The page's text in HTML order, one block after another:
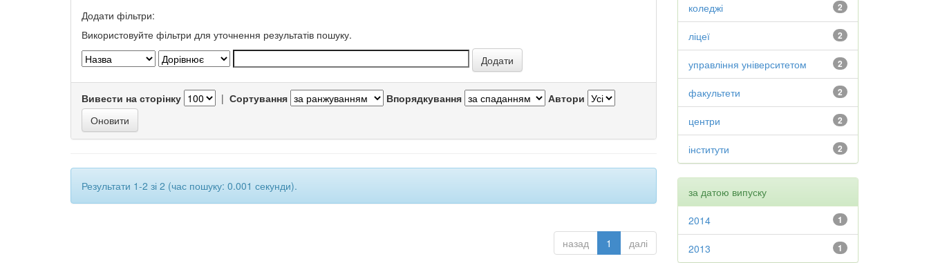
Додати фільтри:
Використовуйте фільтри для уточнення результатів пошуку.
Вивести на сторінку | Сортування Впорядкування Автори
Результати 1-2 зі 2 (час пошуку: 0.001 секунди).
назад 1 далі
2
коледжі
2
ліцеї
2
управління університетом
2
факультети
2
центри
2
інститути
за датою випуску
1
2014
1
2013